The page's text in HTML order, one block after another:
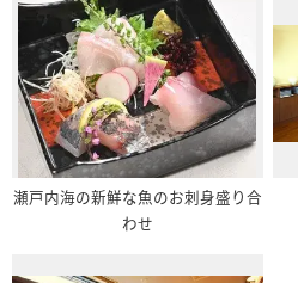
瀬戸内海の新鮮な魚のお刺身盛り合
わせ